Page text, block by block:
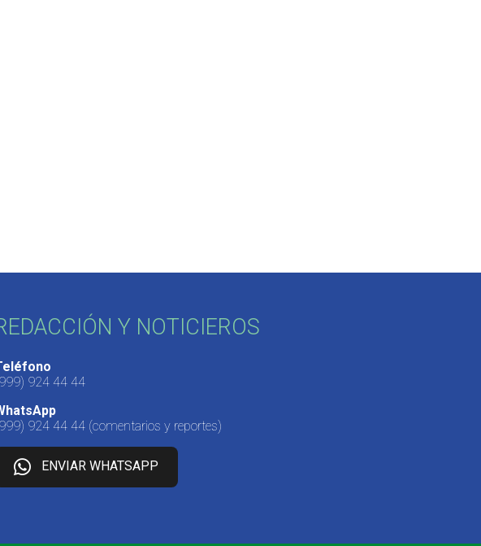
Y NOTICIEROS
924 44 44
924 44 44 (comentarios y reportes)
ENVIAR WHATSAPP